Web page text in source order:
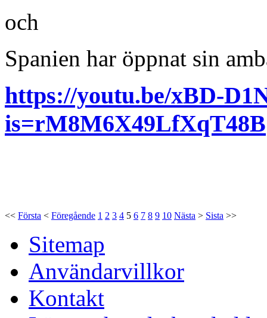
och
Spanien har öppnat sin
https://youtu.be/xBD-
is=rM8M6X49LfXqT48B
<< Första < Föregående 1 2 3 4 5 6 7 8 9 10 Nästa > Sista >>
Sitemap
Användarvillkor
Kontakt